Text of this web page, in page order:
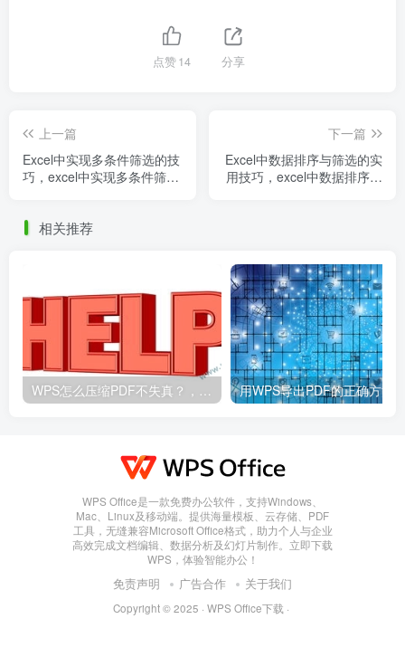
点赞14 分享
上一篇
Excel中实现多条件筛选的技
巧，excel中实现多条件筛选
下一篇
Excel中数据排序与筛选的实
用技巧，excel中数据排序与
相关推荐
WPS怎么压缩PDF不失真？，wps怎么压缩pdf文件大小
WPS Office是一款免费办公软件，支持Windows、
Mac、Linux及移动端。提供海量模板、云存储、PDF
工具，无缝兼容Microsoft Office格式，助力个人与企业
高效完成文档编辑、数据分析及幻灯片制作。立即下载
WPS，体验智能办公！
免责声明 广告合作 关于我们
Copyright © 2025 · WPS Office下载 ·